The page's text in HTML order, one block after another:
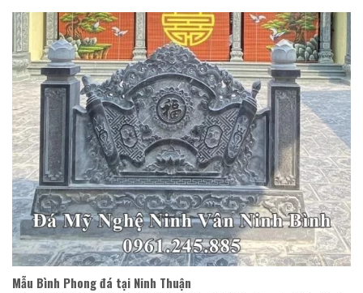
Mẫu Bình Phong đá tại Ninh Thuận